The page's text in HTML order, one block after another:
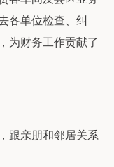
各单位检查、纠
为财务工作贡献了
跟亲朋和邻居关系